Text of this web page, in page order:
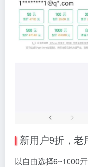
新用户9折，老
以自由选择6~1000